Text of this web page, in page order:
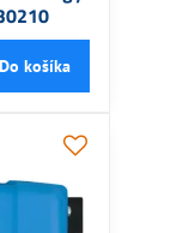
Do košíka